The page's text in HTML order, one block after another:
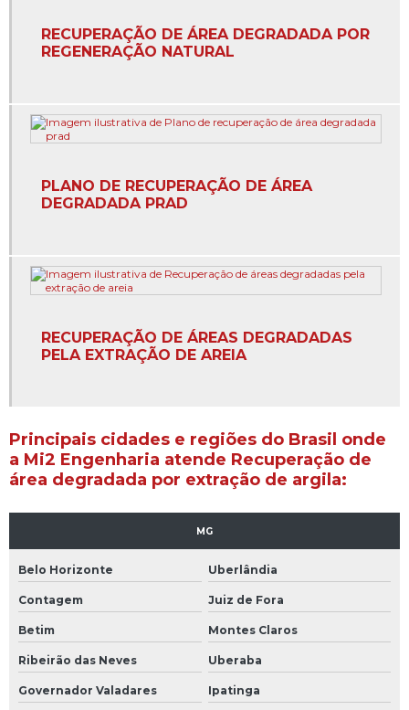
Cartografia digital e gps
Cartografia digital e sensoriamento remoto
Concessão de lavras
Concessão de lavras anm em belo horizonte
Consulta concessão de lavra dnpm
Controle ambiental de áreas verdes
Empresa de aerolevantamento em minas gerais
Empresa de aerolevantamento topografia drone
Empresa de cadastro ambiental rural custo
Empresa de cadastro ambiental rural custo em bh
Empresa de cadastro ambiental rural custo em mg
Empresa de cartografia digital
Empresa de cartografia digital em belo horizonte
RECUPERAÇÃO DE ÁREA DEGRADADA POR
REGENERAÇÃO NATURAL
PLANO DE RECUPERAÇÃO DE ÁREA
DEGRADADA PRAD
RECUPERAÇÃO DE ÁREAS DEGRADADAS
PELA EXTRAÇÃO DE AREIA
Principais cidades e regiões do Brasil onde
a Mi2 Engenharia atende Recuperação de
área degradada por extração de argila:
MG
Belo Horizonte Uberlândia
Contagem Juiz de Fora
Betim Montes Claros
Ribeirão das Neves Uberaba
Governador Valadares Ipatinga